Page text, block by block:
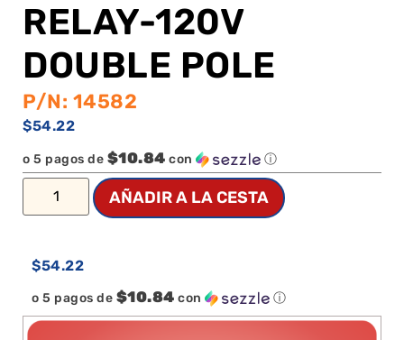
RELAY-120V
DOUBLE POLE
P/N: 14582
$54.22
o 5 pagos de $10.84 con ⓘ
AÑADIR A LA CESTA
$54.22
o 5 pagos de $10.84 con ⓘ